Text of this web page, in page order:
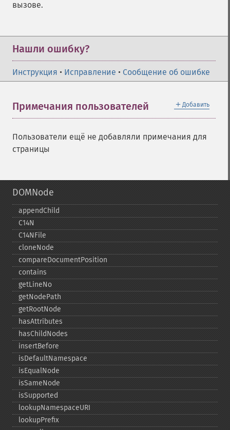
вызове.
Нашли ошибку?
Инструкция • Исправление • Сообщение об ошибке
＋ Добавить
Примечания пользователей
Пользователи ещё не добавляли примечания для
страницы
DOMNode
appendChild
C14N
C14NFile
cloneNode
compareDocumentPosition
contains
getLineNo
getNodePath
getRootNode
hasAttributes
hasChildNodes
insertBefore
isDefaultNamespace
isEqualNode
isSameNode
isSupported
lookupNamespaceURI
lookupPrefix